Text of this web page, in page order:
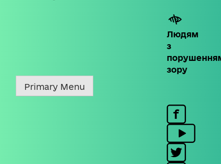
Людям
з
зору
Primary Menu